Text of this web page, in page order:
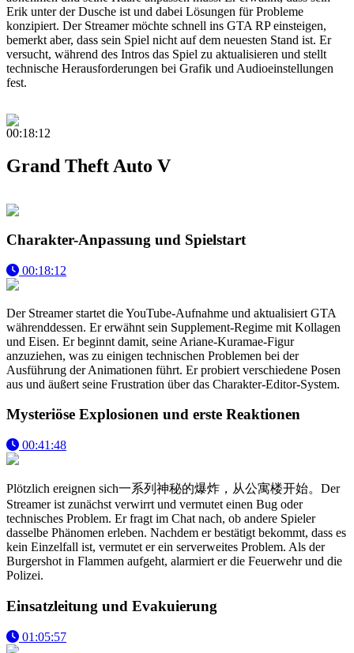
Erik unter der Dusche ist und dabei Lösungen für Probleme
konzipiert. Der Streamer möchte schnell ins GTA RP einsteigen,
bemerkt aber, dass sein Spiel nicht auf dem neuesten Stand ist. Er
versucht, während des Intros das Spiel zu aktualisieren und stellt
technische Herausforderungen bei Grafik und Audioeinstellungen
fest.
00:18:12
Grand Theft Auto V
Charakter-Anpassung und Spielstart
00:18:12
Der Streamer startet die YouTube-Aufnahme und aktualisiert GTA
währenddessen. Er erwähnt sein Supplement-Regime mit Kollagen
und Eisen. Er beginnt damit, seine Ariane-Kuramae-Figur
anzuziehen, was zu einigen technischen Problemen bei der
Ausführung der Animationen führt. Er probiert verschiedene Posen
aus und äußert seine Frustration über das Charakter-Editor-System.
Mysteriöse Explosionen und erste Reaktionen
00:41:48
Plötzlich ereignen sich一系列神秘的爆炸，从公寓楼开始。Der
Streamer ist zunächst verwirrt und vermutet einen Bug oder
technisches Problem. Er fragt im Chat nach, ob andere Spieler
dasselbe Phänomen erleben. Nachdem er bestätigt bekommt, dass es
kein Einzelfall ist, vermutet er ein serverweites Problem. Als der
Burgershot in Flammen aufgeht, alarmiert er die Feuerwehr und die
Polizei.
Einsatzleitung und Evakuierung
01:05:57